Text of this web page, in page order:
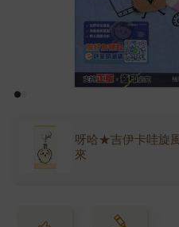
呀哈★吉伊卡哇旋
來